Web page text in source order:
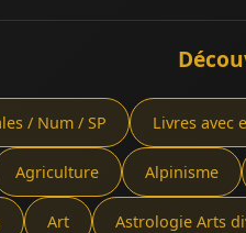
/ Num / SP Livres avec
Agriculture Alpinisme
Art Astrologie Arts